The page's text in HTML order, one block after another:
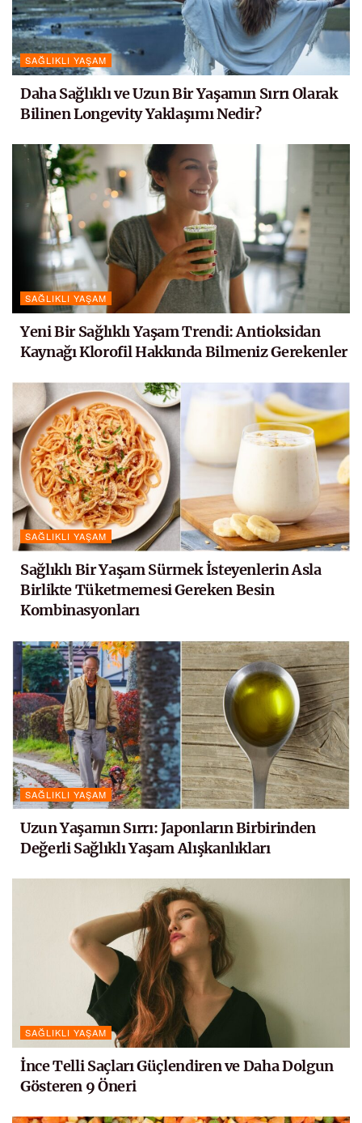
SAĞLIKLI YAŞAM
Daha Sağlıklı ve Uzun Bir Yaşamın Sırrı Olarak
Bilinen Longevity Yaklaşımı Nedir?
SAĞLIKLI YAŞAM
Yeni Bir Sağlıklı Yaşam Trendi: Antioksidan
Kaynağı Klorofil Hakkında Bilmeniz Gerekenler
SAĞLIKLI YAŞAM
Sağlıklı Bir Yaşam Sürmek İsteyenlerin Asla
Birlikte Tüketmemesi Gereken Besin
Kombinasyonları
SAĞLIKLI YAŞAM
Uzun Yaşamın Sırrı: Japonların Birbirinden
Değerli Sağlıklı Yaşam Alışkanlıkları
SAĞLIKLI YAŞAM
İnce Telli Saçları Güçlendiren ve Daha Dolgun
Gösteren 9 Öneri